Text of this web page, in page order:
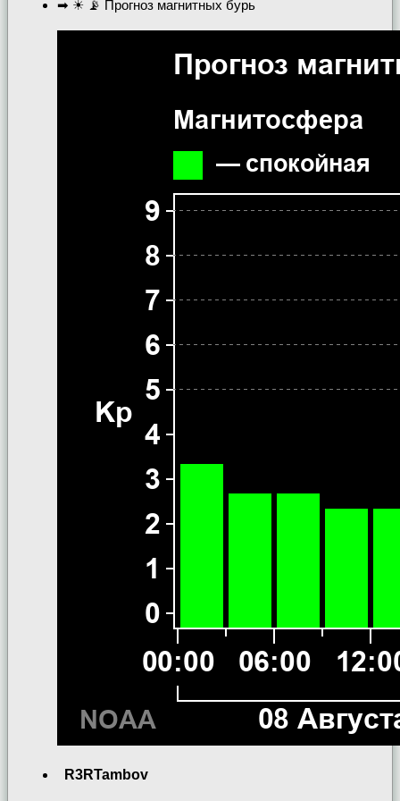
➡ ☀ 📡 Прогноз магнитных бурь
R3RTambov